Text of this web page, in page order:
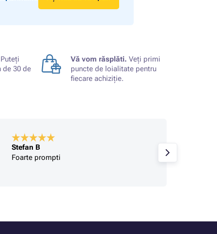
Puteți
de 30 de
Vă vom răsplăti. Veți primi
puncte de loialitate pentru
fiecare achiziție.
Stefan B
Foarte prompti